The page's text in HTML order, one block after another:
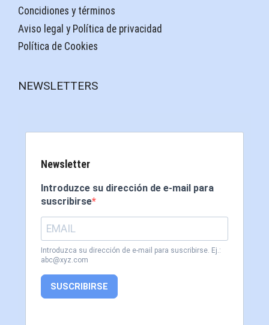
Concidiones y términos
Aviso legal y Política de privacidad
Política de Cookies
NEWSLETTERS
Newsletter
Introduzce su dirección de e-mail para
suscribirse
Introduzca su dirección de e-mail para suscribirse. Ej.:
abc@xyz.com
SUSCRIBIRSE